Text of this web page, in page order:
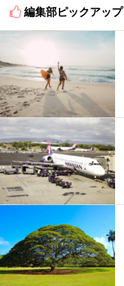
編集部ピックアップ